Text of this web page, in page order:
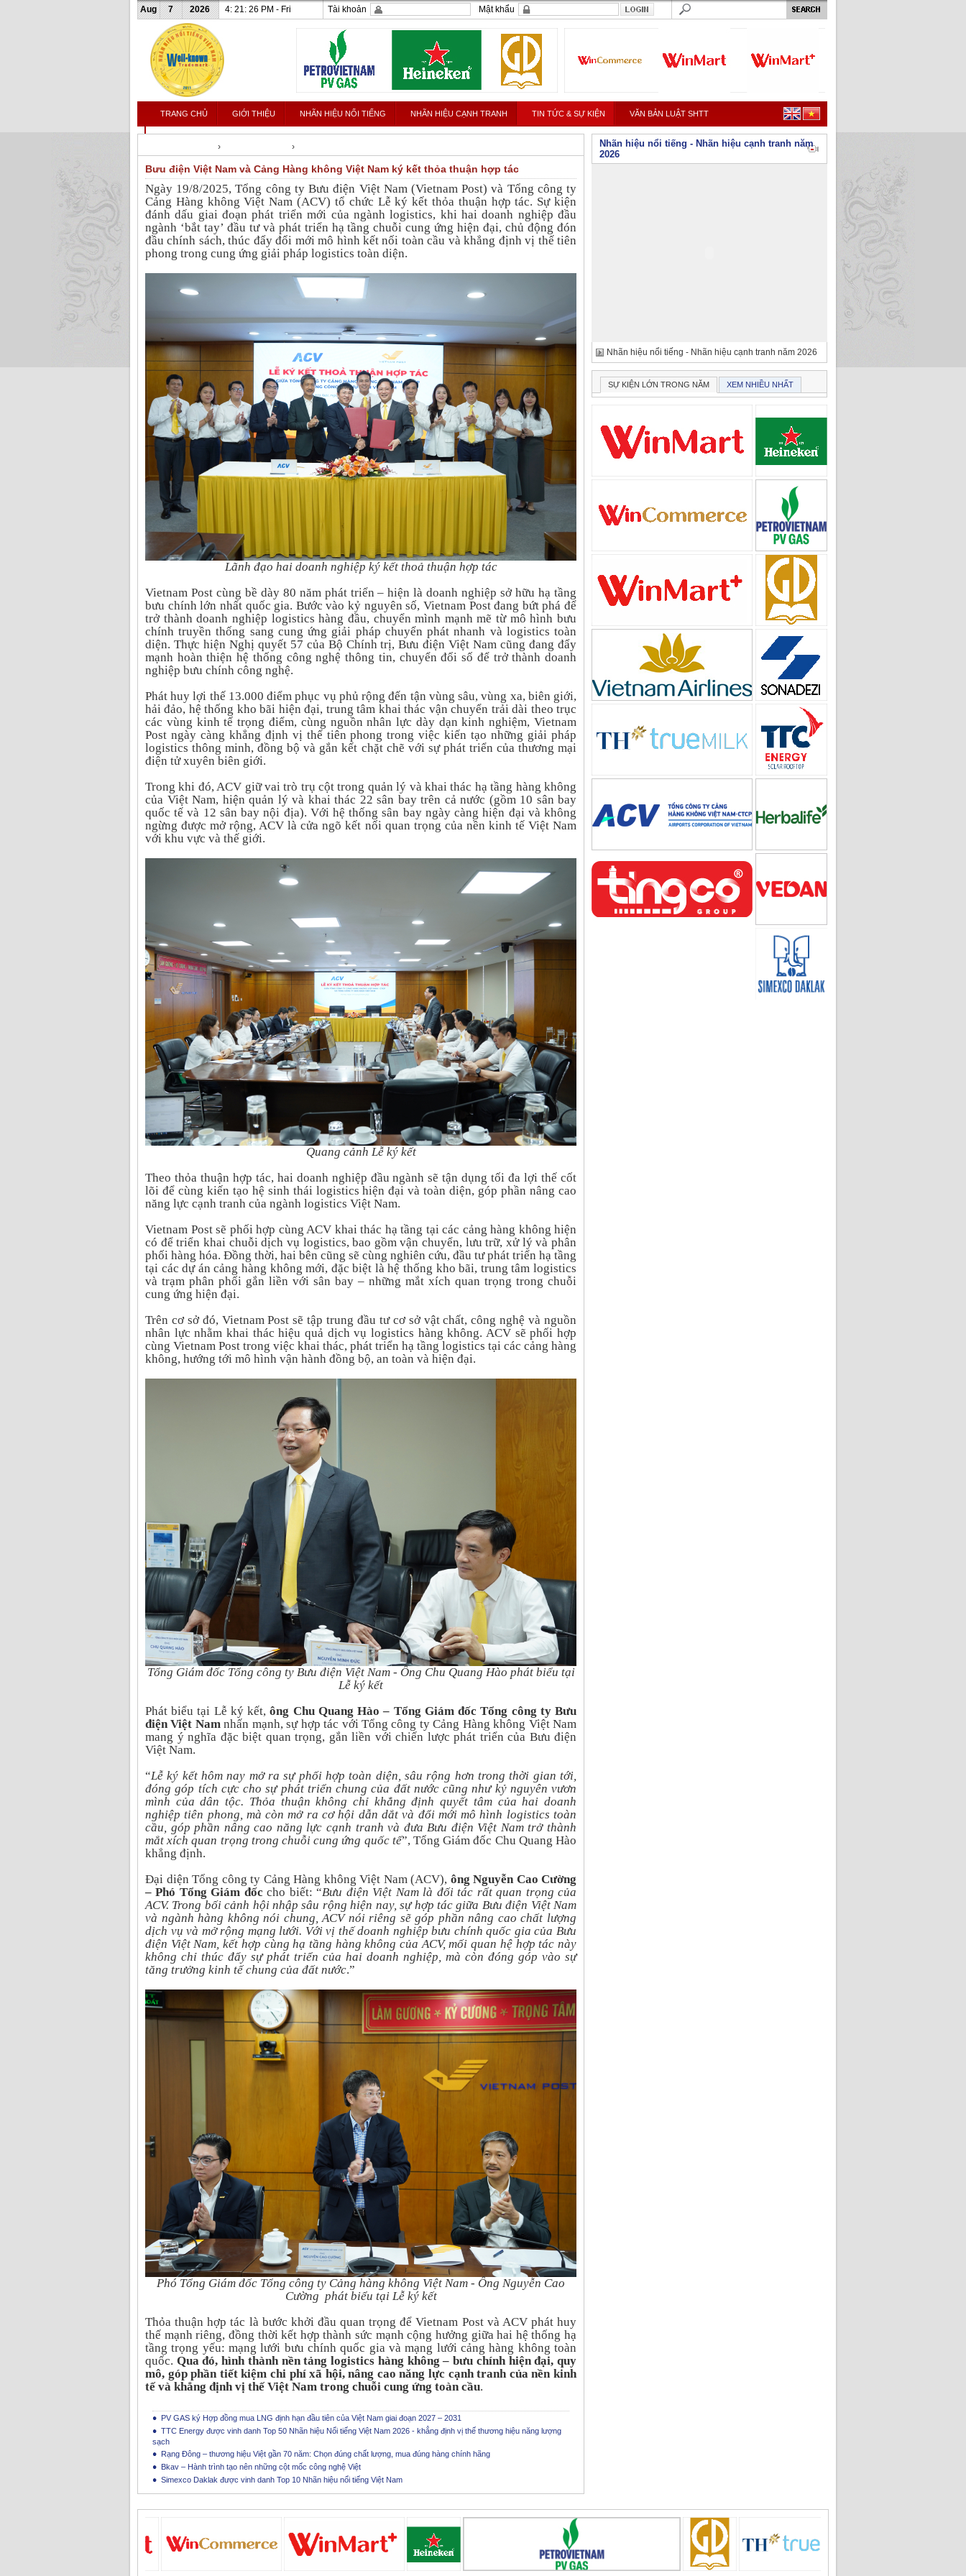
Aug 7 2026 4: 21: 27 PM - Fri Tài khoản Mật khẩu
TRANG CHỦ GIỚI THIỆU NHÃN HIỆU NỔI TIẾNG NHÃN HIỆU CẠNH TRANH TIN TỨC & SỰ KIỆN VĂN BẢN LUẬT SHTT
LIÊN HỆ
› ›
Bưu điện Việt Nam và Cảng Hàng không Việt Nam ký kết thỏa thuận hợp tác
Ngày 19/8/2025, Tổng công ty Bưu điện Việt Nam (Vietnam Post) và Tổng công ty
Cảng Hàng không Việt Nam (ACV) tổ chức Lễ ký kết thỏa thuận hợp tác. Sự kiện
đánh dấu giai đoạn phát triển mới của ngành logistics, khi hai doanh nghiệp đầu
ngành ‘bắt tay’ đầu tư và phát triển hạ tầng chuỗi cung ứng hiện đại, chủ động đón
đầu chính sách, thúc đẩy đổi mới mô hình kết nối toàn cầu và khẳng định vị thế tiên
phong trong cung ứng giải pháp logistics toàn diện.
Lãnh đạo hai doanh nghiệp ký kết thoả thuận hợp tác
Vietnam Post cùng bề dày 80 năm phát triển – hiện là doanh nghiệp sở hữu hạ tầng
bưu chính lớn nhất quốc gia. Bước vào kỷ nguyên số, Vietnam Post đang bứt phá để
trở thành doanh nghiệp logistics hàng đầu, chuyển mình mạnh mẽ từ mô hình bưu
chính truyền thống sang cung ứng giải pháp chuyển phát nhanh và logistics toàn
diện. Thực hiện Nghị quyết 57 của Bộ Chính trị, Bưu điện Việt Nam cũng đang đẩy
mạnh hoàn thiện hệ thống công nghệ thông tin, chuyển đổi số để trở thành doanh
nghiệp bưu chính công nghệ.
Phát huy lợi thế 13.000 điểm phục vụ phủ rộng đến tận vùng sâu, vùng xa, biên giới,
hải đảo, hệ thống kho bãi hiện đại, trung tâm khai thác vận chuyển trải dài theo trục
các vùng kinh tế trọng điểm, cùng nguồn nhân lực dày dạn kinh nghiệm, Vietnam
Post ngày càng khẳng định vị thế tiên phong trong việc kiến tạo những giải pháp
logistics thông minh, đồng bộ và gắn kết chặt chẽ với sự phát triển của thương mại
điện tử xuyên biên giới.
Trong khi đó, ACV giữ vai trò trụ cột trong quản lý và khai thác hạ tầng hàng không
của Việt Nam, hiện quản lý và khai thác 22 sân bay trên cả nước (gồm 10 sân bay
quốc tế và 12 sân bay nội địa). Với hệ thống sân bay ngày càng hiện đại và không
ngừng được mở rộng, ACV là cửa ngõ kết nối quan trọng của nền kinh tế Việt Nam
với khu vực và thế giới.
Quang cảnh Lễ ký kết
Theo thỏa thuận hợp tác, hai doanh nghiệp đầu ngành sẽ tận dụng tối đa lợi thế cốt
lõi để cùng kiến tạo hệ sinh thái logistics hiện đại và toàn diện, góp phần nâng cao
năng lực cạnh tranh của ngành logistics Việt Nam.
Vietnam Post sẽ phối hợp cùng ACV khai thác hạ tầng tại các cảng hàng không hiện
có để triển khai chuỗi dịch vụ logistics, bao gồm vận chuyển, lưu trữ, xử lý và phân
phối hàng hóa. Đồng thời, hai bên cũng sẽ cùng nghiên cứu, đầu tư phát triển hạ tầng
tại các dự án cảng hàng không mới, đặc biệt là hệ thống kho bãi, trung tâm logistics
và trạm phân phối gắn liền với sân bay – những mắt xích quan trọng trong chuỗi
cung ứng hiện đại.
Trên cơ sở đó, Vietnam Post sẽ tập trung đầu tư cơ sở vật chất, công nghệ và nguồn
nhân lực nhằm khai thác hiệu quả dịch vụ logistics hàng không. ACV sẽ phối hợp
cùng Vietnam Post trong việc khai thác, phát triển hạ tầng logistics tại các cảng hàng
không, hướng tới mô hình vận hành đồng bộ, an toàn và hiện đại.
Tổng Giám đốc Tổng công ty Bưu điện Việt Nam - Ông Chu Quang Hào phát biểu tại
Lễ ký kết
Phát biểu tại Lễ ký kết,ông Chu Quang Hào – Tổng Giám đốc Tổng công ty Bưu
điện Việt Namnhấn mạnh, sự hợp tác với Tổng công ty Cảng Hàng không Việt Nam
mang ý nghĩa đặc biệt quan trọng, gắn liền với chiến lược phát triển của Bưu điện
Việt Nam.
“Lễ ký kết hôm nay mở ra sự phối hợp toàn diện, sâu rộng hơn trong thời gian tới,
đóng góp tích cực cho sự phát triển chung của đất nước cũng như kỷ nguyên vươn
mình của dân tộc. Thỏa thuận không chỉ khẳng định quyết tâm của hai doanh
nghiệp tiên phong, mà còn mở ra cơ hội dẫn dắt và đổi mới mô hình logistics toàn
cầu, góp phần nâng cao năng lực cạnh tranh và đưa Bưu điện Việt Nam trở thành
mắt xích quan trọng trong chuỗi cung ứng quốc tế”, Tổng Giám đốc Chu Quang Hào
khẳng định.
Đại diện Tổng công ty Cảng Hàng không Việt Nam (ACV), ông Nguyễn Cao Cường
– Phó Tổng Giám đốc cho biết: “Bưu điện Việt Nam là đối tác rất quan trọng của
ACV. Trong bối cảnh hội nhập sâu rộng hiện nay, sự hợp tác giữa Bưu điện Việt Nam
và ngành hàng không nói chung, ACV nói riêng sẽ góp phần nâng cao chất lượng
dịch vụ và mở rộng mạng lưới. Với vị thế doanh nghiệp bưu chính quốc gia của Bưu
điện Việt Nam, kết hợp cùng hạ tầng hàng không của ACV, mối quan hệ hợp tác này
không chỉ thúc đẩy sự phát triển của hai doanh nghiệp, mà còn đóng góp vào sự
tăng trưởng kinh tế chung của đất nước.”
Phó Tổng Giám đốc Tổng công ty Cảng hàng không Việt Nam - Ông Nguyễn Cao
Cường phát biểu tại Lễ ký kết
Thỏa thuận hợp tác là bước khởi đầu quan trọng để Vietnam Post và ACV phát huy
thế mạnh riêng, đồng thời kết hợp thành sức mạnh cộng hưởng giữa hai hệ thống hạ
tầng trọng yếu: mạng lưới bưu chính quốc gia và mạng lưới cảng hàng không toàn
quốc. Qua đó, hình thành nền tảng logistics hàng không – bưu chính hiện đại, quy
mô, góp phần tiết kiệm chi phí xã hội, nâng cao năng lực cạnh tranh của nền kinh
tế và khẳng định vị thế Việt Nam trong chuỗi cung ứng toàn cầu.
PV GAS ký Hợp đồng mua LNG định hạn đầu tiên của Việt Nam giai đoạn 2027 – 2031
TTC Energy được vinh danh Top 50 Nhãn hiệu Nổi tiếng Việt Nam 2026 - khẳng định vị thế thương hiệu năng lượng
sạch
Rạng Đông – thương hiệu Việt gần 70 năm: Chọn đúng chất lượng, mua đúng hàng chính hãng
Bkav – Hành trình tạo nên những cột mốc công nghệ Việt
Simexco Daklak được vinh danh Top 10 Nhãn hiệu nổi tiếng Việt Nam
Nhãn hiệu nổi tiếng - Nhãn hiệu cạnh tranh năm
2026
Nhãn hiệu nổi tiếng - Nhãn hiệu cạnh tranh năm 2026
SỰ KIỆN LỚN TRONG NĂM XEM NHIỀU NHẤT